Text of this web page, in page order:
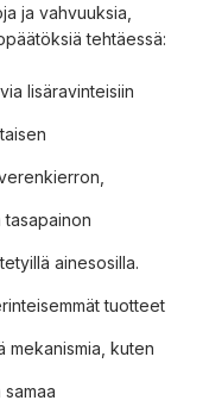
ja vahvuuksia,
tehtäessä:
lisäravinteisiin
ainesosilla.
tuotteet
mekanismia, kuten